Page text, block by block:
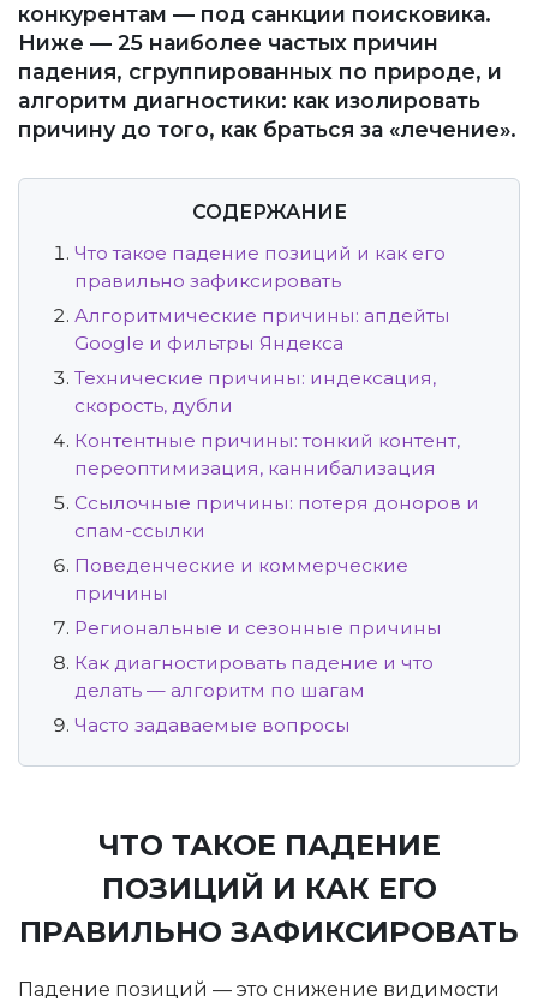
конкурентам — под санкции поисковика.
Ниже — 25 наиболее частых причин
падения, сгруппированных по природе, и
алгоритм диагностики: как изолировать
причину до того, как браться за «лечение».
СОДЕРЖАНИЕ
Что такое падение позиций и как его
правильно зафиксировать
Алгоритмические причины: апдейты
Google и фильтры Яндекса
Технические причины: индексация,
скорость, дубли
Контентные причины: тонкий контент,
переоптимизация, каннибализация
Ссылочные причины: потеря доноров и
спам-ссылки
Поведенческие и коммерческие
причины
Региональные и сезонные причины
Как диагностировать падение и что
делать — алгоритм по шагам
Часто задаваемые вопросы
ЧТО ТАКОЕ ПАДЕНИЕ
ПОЗИЦИЙ И КАК ЕГО
ПРАВИЛЬНО ЗАФИКСИРОВАТЬ
Падение позиций — это снижение видимости